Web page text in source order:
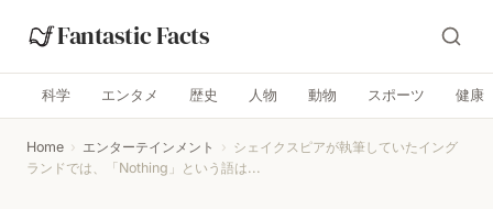
Fantastic Facts
科学 エンタメ 歴史 人物 動物 スポーツ 健康
Home › エンターテインメント › シェイクスピアが執筆していたイング
ランドでは、「Nothing」という語は...